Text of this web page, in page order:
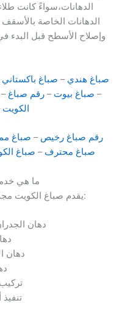
الدهانات،سواءً كانت
الدهانات الخاصة
وإصلاح الأسطح قبل البدء
صباغ هندي – صباغ باكستاني
– صباغ بيوت –رقم صباغ –
الكويت
رقم صباغ رخيص – صباغ
صباغ محترف – صباغ
ما هي
يقدم صباغ الكويت مجموعة متنوعة من الخدمات منها:
دهان
دهان
تنفيذ